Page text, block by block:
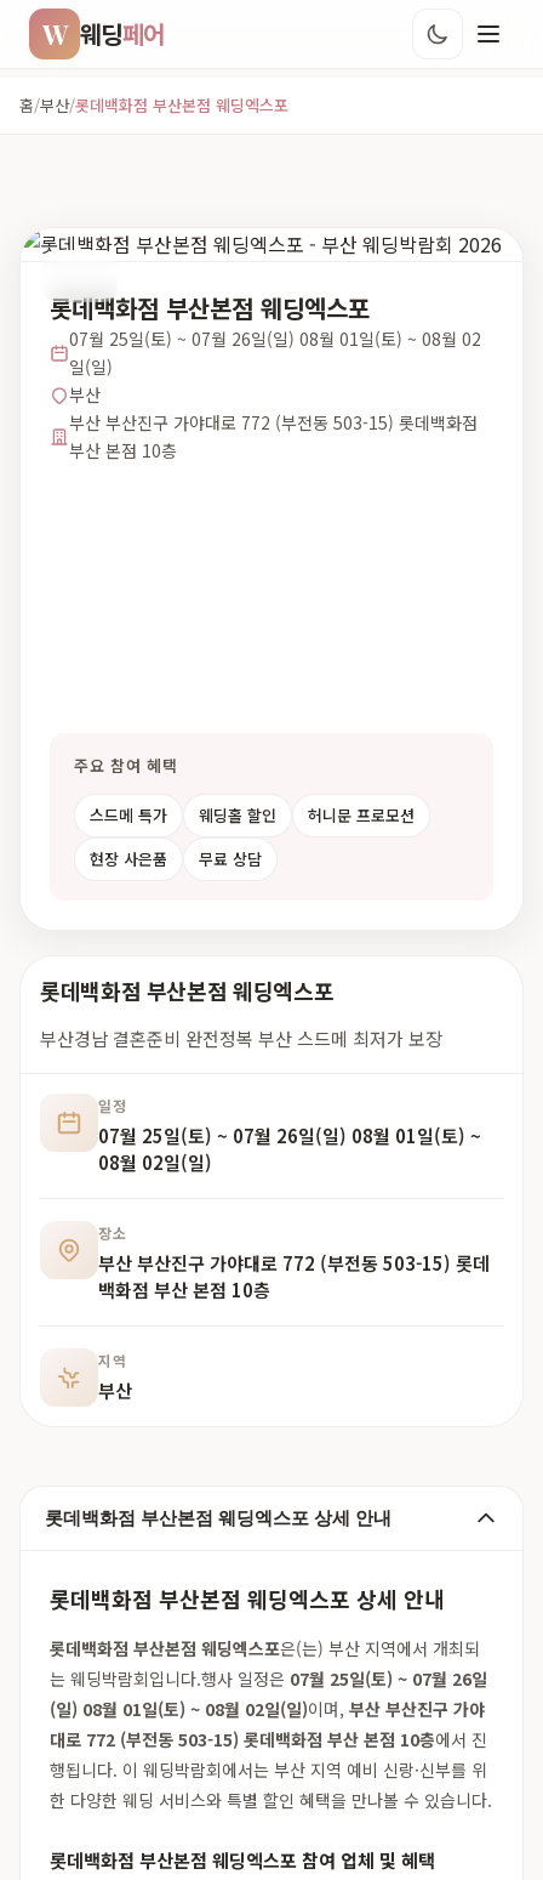
W 웨딩페어
홈/부산/롯데백화점 부산본점 웨딩엑스포
롯데백화점 부산본점 웨딩엑스포
07월 25일(토) ~ 07월 26일(일) 08월 01일(토) ~ 08월 02
일(일)
부산
부산 부산진구 가야대로 772 (부전동 503-15) 롯데백화점
부산 본점 10층
주요 참여 혜택
스드메 특가 웨딩홀 할인
허니문 프로모션
현장 사은품
무료 상담
롯데백화점 부산본점 웨딩엑스포
부산경남 결혼준비 완전정복 부산 스드메 최저가 보장
일정
07월 25일(토) ~ 07월 26일(일) 08월 01일(토) ~
08월 02일(일)
장소
부산 부산진구 가야대로 772 (부전동 503-15) 롯데
백화점 부산 본점 10층
지역
부산
롯데백화점 부산본점 웨딩엑스포 상세 안내
롯데백화점 부산본점 웨딩엑스포 상세 안내
롯데백화점 부산본점 웨딩엑스포은(는) 부산 지역에서 개최되
는 웨딩박람회입니다.행사 일정은 07월 25일(토) ~ 07월 26일
(일) 08월 01일(토) ~ 08월 02일(일)이며, 부산 부산진구 가야
대로 772 (부전동 503-15) 롯데백화점 부산 본점 10층에서 진
행됩니다. 이 웨딩박람회에서는 부산 지역 예비 신랑·신부를 위
한 다양한 웨딩 서비스와 특별 할인 혜택을 만나볼 수 있습니다.
롯데백화점 부산본점 웨딩엑스포 참여 업체 및 혜택